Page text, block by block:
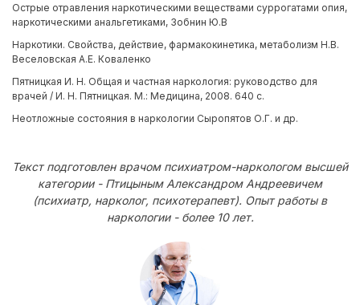
Острые отравления наркотическими веществами суррогатами опия,
наркотическими анальгетиками, Зобнин Ю.В
Наркотики. Свойства, действие, фармакокинетика, метаболизм Н.В.
Веселовская А.Е. Коваленко
Пятницкая И. Н. Общая и частная наркология: руководство для
врачей / И. Н. Пятницкая. М.: Медицина, 2008. 640 с.
Неотложные состояния в наркологии Сыропятов О.Г. и др.
Текст подготовлен врачом психиатром-наркологом высшей
категории - Птицыным Александром Андреевичем
(психиатр, нарколог, психотерапевт). Опыт работы в
наркологии - более 10 лет.